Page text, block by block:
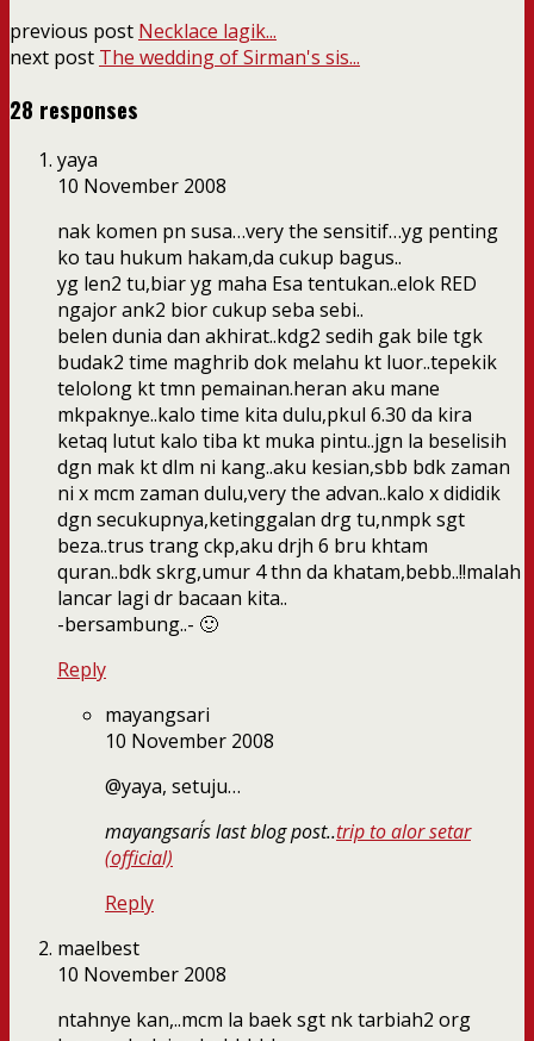
previous post Necklace lagik...
next post The wedding of Sirman's sis...
28 responses
yaya
10 November 2008
nak komen pn susa…very the sensitif…yg penting
ko tau hukum hakam,da cukup bagus..
yg len2 tu,biar yg maha Esa tentukan..elok RED
ngajor ank2 bior cukup seba sebi..
belen dunia dan akhirat..kdg2 sedih gak bile tgk
budak2 time maghrib dok melahu kt luor..tepekik
telolong kt tmn pemainan.heran aku mane
mkpaknye..kalo time kita dulu,pkul 6.30 da kira
ketaq lutut kalo tiba kt muka pintu..jgn la beselisih
dgn mak kt dlm ni kang..aku kesian,sbb bdk zaman
ni x mcm zaman dulu,very the advan..kalo x dididik
dgn secukupnya,ketinggalan drg tu,nmpk sgt
beza..trus trang ckp,aku drjh 6 bru khtam
quran..bdk skrg,umur 4 thn da khatam,bebb..!!malah
lancar lagi dr bacaan kita..
-bersambung..- 🙂
Reply
mayangsari
10 November 2008
@yaya, setuju…
mayangsari´s last blog post..trip to alor setar
(official)
Reply
maelbest
10 November 2008
ntahnye kan,..mcm la baek sgt nk tarbiah2 org